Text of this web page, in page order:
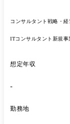
コンサルタント 戦略・経
ITコンサルタント 新規事
想定年収
-
勤務地